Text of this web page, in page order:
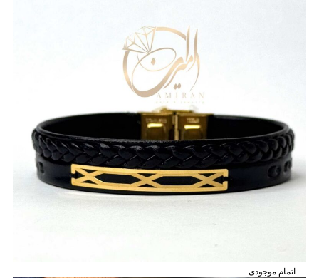
اتمام موجودی